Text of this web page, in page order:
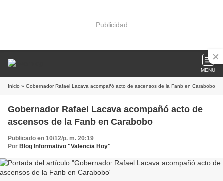
Publicidad
MENU
Inicio » Gobernador Rafael Lacava acompañó acto de ascensos de la Fanb en Carabobo
Gobernador Rafael Lacava acompañó acto de
ascensos de la Fanb en Carabobo
Publicado en 10/12/p. m. 20:19
Por Blog Informativo "Valencia Hoy"